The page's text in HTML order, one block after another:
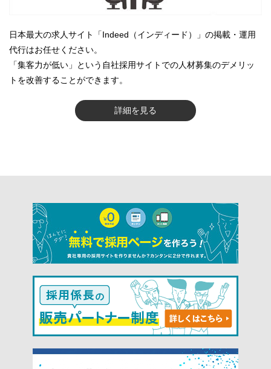
日本最大の求人サイト「Indeed（インディード）」の掲載・運用
代行はお任せください。
「集客力が低い」という自社採用サイトでの人材募集のデメリッ
トを改善することができます。
詳細を見る